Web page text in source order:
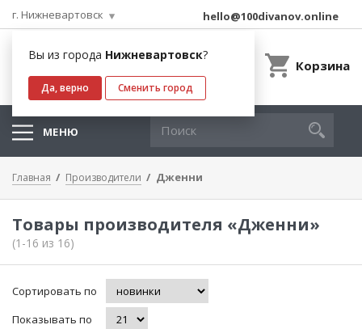
г. Нижневартовск
Вы из города Нижневартовск?
Да, верно Сменить город
hello@100divanov.online
Корзина
МЕНЮ
Главная Производители Дженни
Товары производителя «Дженни»
(1-16 из 16)
Сортировать по
Показывать по